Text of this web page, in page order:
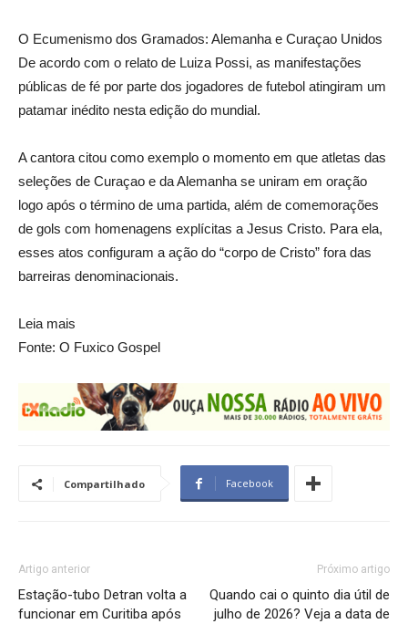
O Ecumenismo dos Gramados: Alemanha e Curaçao Unidos
De acordo com o relato de Luiza Possi, as manifestações
públicas de fé por parte dos jogadores de futebol atingiram um
patamar inédito nesta edição do mundial.
A cantora citou como exemplo o momento em que atletas das
seleções de Curaçao e da Alemanha se uniram em oração
logo após o término de uma partida, além de comemorações
de gols com homenagens explícitas a Jesus Cristo. Para ela,
esses atos configuram a ação do “corpo de Cristo” fora das
barreiras denominacionais.
Leia mais
Fonte: O Fuxico Gospel
Compartilhado Facebook
Artigo anterior
Estação-tubo Detran volta a
funcionar em Curitiba após
Próximo artigo
Quando cai o quinto dia útil de
julho de 2026? Veja a data de